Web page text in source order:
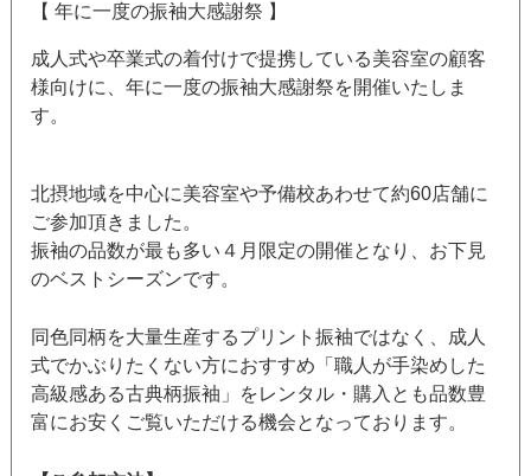
【 年に一度の振袖大感謝祭 】
成人式や卒業式の着付けで提携している美容室の顧客
様向けに、年に一度の振袖大感謝祭を開催いたしま
す。
北摂地域を中心に美容室や予備校あわせて約60店舗に
ご参加頂きました。
振袖の品数が最も多い４月限定の開催となり、お下見
のベストシーズンです。
同色同柄を大量生産するプリント振袖ではなく、成人
式でかぶりたくない方におすすめ「職人が手染めした
高級感ある古典柄振袖」をレンタル・購入とも品数豊
富にお安くご覧いただける機会となっております。